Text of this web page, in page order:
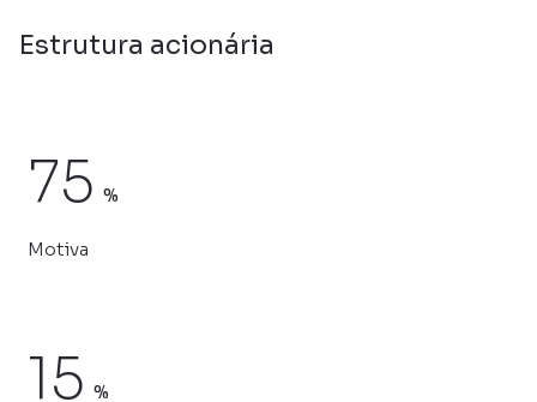
Estrutura acionária
75 %
Motiva
15 %